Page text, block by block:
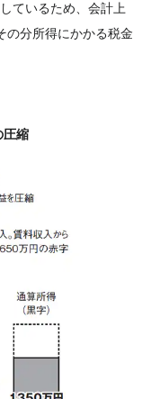
ているため、会計上
の分所得にかかる税金
圧縮